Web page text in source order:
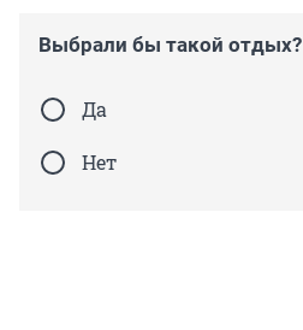
Выбрали бы такой отдых?
Да
Нет